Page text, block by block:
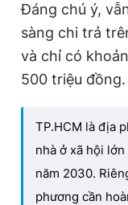
Đáng chú ý,
sàng chi trả
và chỉ có
500 triệu đồng.
TP.HCM là địa
nhà ở xã hội
năm 2030.
phương cần